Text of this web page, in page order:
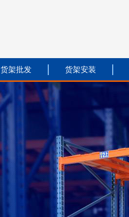
货架批发 货架安装